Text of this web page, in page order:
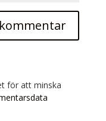
för att minska